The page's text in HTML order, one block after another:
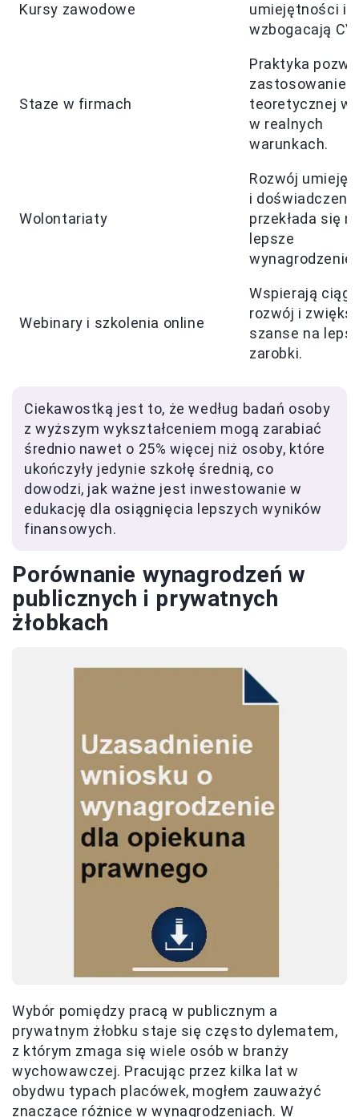
Kursy zawodowe
umiejętności i
wzbogacają CV.
Staze w firmach
Praktyka
zastosowanie
teoretycznej
w realnych
warunkach.
Wolontariaty
Rozwój
i
przekłada się
lepsze
wynagrodzenie.
Webinary i szkolenia online
Wspierają
rozwój i
szanse na
zarobki.
Ciekawostką jest to, że według badań osoby
z wyższym wykształceniem mogą zarabiać
średnio nawet o 25% więcej niż osoby, które
ukończyły jedynie szkołę średnią, co
dowodzi, jak ważne jest inwestowanie w
edukację dla osiągnięcia lepszych wyników
finansowych.
Porównanie wynagrodzeń w
publicznych i prywatnych
żłobkach
Wybór pomiędzy pracą w publicznym a
prywatnym żłobku staje się często dylematem,
z którym zmaga się wiele osób w branży
wychowawczej. Pracując przez kilka lat w
obydwu typach placówek, mogłem zauważyć
znaczące różnice w wynagrodzeniach. W